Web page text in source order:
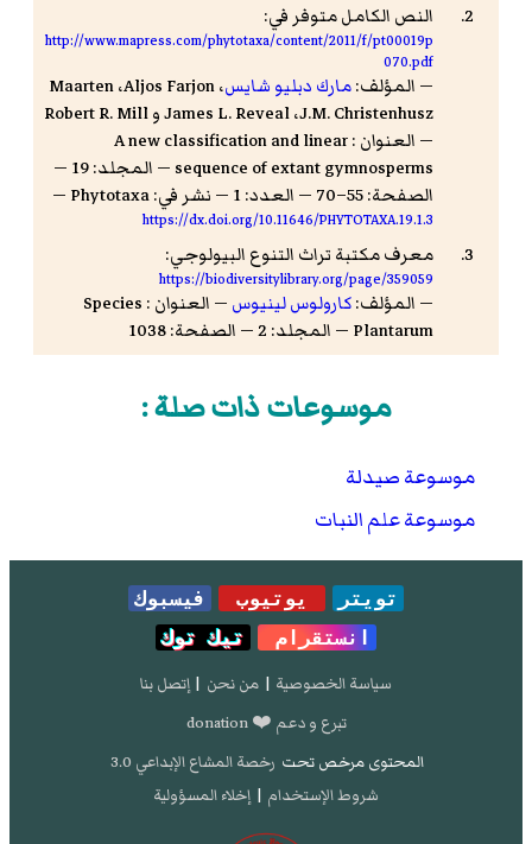
النص الكامل متوفر في:
http://www.mapress.com/phytotaxa/content/2011/f/pt00019p
070.pdf
— المؤلف:مارك دبليو شايس
، ‏Aljos Farjon، ‏Maarten
J.M. Christenhusz، ‏James L. Reveal و Robert R. Mill
— العنوان : A new classification and linear
sequence of extant gymnosperms — المجلد: 19 —
الصفحة: 55–70 — العدد: 1 — نشر في: Phytotaxa —
https://dx.doi.org/10.11646/PHYTOTAXA.19.1.3
معرف مكتبة تراث التنوع البيولوجي:
https://biodiversitylibrary.org/page/359059
— المؤلف:كارولوس لينيوس
— العنوان : Species
Plantarum — المجلد: 2 — الصفحة: 1038
موسوعات ذات صلة :
موسوعة صيدلة
موسوعة علم النبات
تويتر يوتيوب
فيسبوك
انستقرام
تيك توك
سياسة الخصوصية | من نحن | إتصل بنا
تبرع و دعم ❤️ donation
المحتوى مرخص تحت رخصة المشاع الإبداعي 3.0
شروط الإستخدام | إخلاء المسؤولية